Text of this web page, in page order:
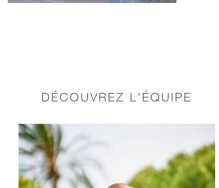
DÉCOUVREZ L'ÉQUIPE